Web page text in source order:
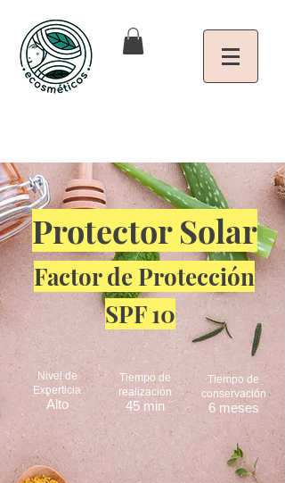
Protector Solar
Factor de Protección
SPF 10
Nivel de
Experticia
Alto
Tiempo de
realización
45 min
Tiempo de
conservación
6 meses